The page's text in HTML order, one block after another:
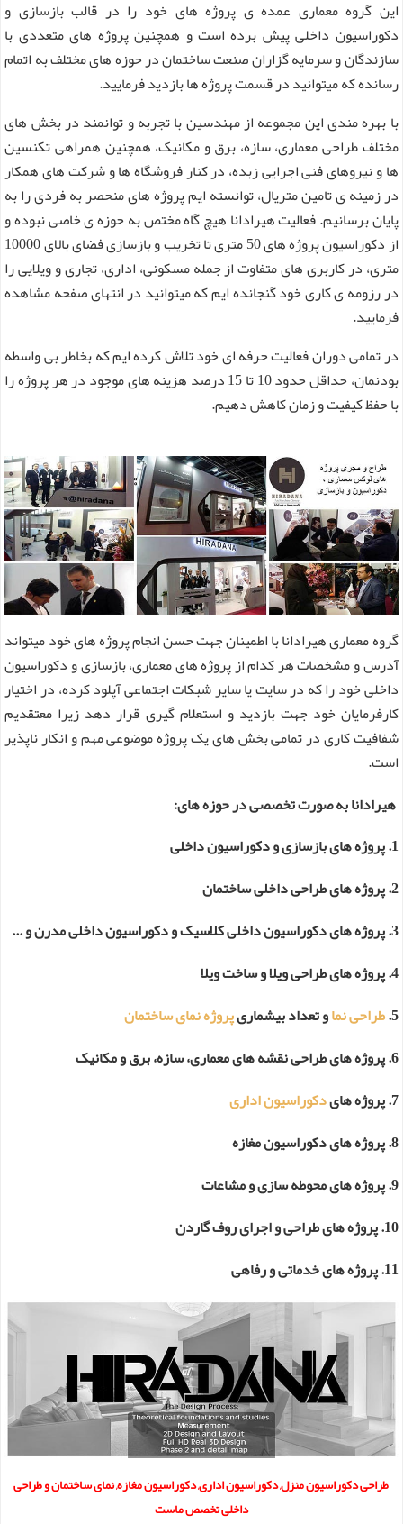
این گروه معماری عمده ی پروژه های خود را در قالب بازسازی و
دکوراسیون داخلی پیش برده است و همچنین پروژه های متعددی با
سازندگان و سرمایه گزاران صنعت ساختمان در حوزه های مختلف به اتمام
رسانده که میتوانید در قسمت پروژه ها بازدید فرمایید.
با بهره مندی این مجموعه از مهندسین با تجربه و توانمند در بخش های
مختلف طراحی معماری، سازه، برق و مکانیک، همچنین همراهی تکنسین
ها و نیروهای فنی اجرایی زبده، در کنار فروشگاه ها و شرکت های همکار
در زمینه ی تامین متریال، توانسته ایم پروژه های منحصر به فردی را به
پایان برسانیم. فعالیت هیرادانا هیچ گاه مختص به حوزه ی خاصی نبوده و
از دکوراسیون پروژه های 50 متری تا تخریب و بازسازی فضای بالای 10000
متری، در کاربری های متفاوت از جمله مسکونی، اداری، تجاری و ویلایی را
در رزومه ی کاری خود گنجانده ایم که میتوانید در انتهای صفحه مشاهده
فرمایید.
در تمامی دوران فعالیت حرفه ای خود تلاش کرده ایم که بخاطر بی واسطه
بودنمان، حداقل حدود 10 تا 15 درصد هزینه های موجود در هر پروژه را
با حفظ کیفیت و زمان کاهش دهیم.
گروه معماری هیرادانا با اطمینان جهت حسن انجام پروژه های خود میتواند
آدرس و مشخصات هر کدام از پروژه های معماری، بازسازی و دکوراسیون
داخلی خود را که در سایت یا سایر شبکات اجتماعی آپلود کرده، در اختیار
کارفرمایان خود جهت بازدید و استعلام گیری قرار دهد زیرا معتقدیم
شفافیت کاری در تمامی بخش های یک پروژه موضوعی مهم و انکار ناپذیر
است.
هیرادانا به صورت تخصصی در حوزه های:
1. پروژه های بازسازی و دکوراسیون داخلی
2. پروژه های طراحی داخلی ساختمان
3. پروژه های دکوراسیون داخلی کلاسیک و دکوراسیون داخلی مدرن و ...
4. پروژه های طراحی ویلا و ساخت ویلا
5. طراحی نماو تعداد بیشماریپروژه نمای ساختمان
6. پروژه های طراحی نقشه های معماری، سازه، برق و مکانیک
7. پروژه های
دکوراسیون اداری
8. پروژه های دکوراسیون مغازه
9. پروژه های محوطه سازی و مشاعات
10. پروژه های طراحی و اجرای روف گاردن
11. پروژه های خدماتی و رفاهی
طراحی دکوراسیون منزل, دکوراسیون اداری, دکوراسیون مغازه, نمای ساختمان و طراحی
داخلی تخصص ماست